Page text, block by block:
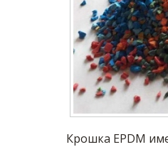
Крошка EPDM